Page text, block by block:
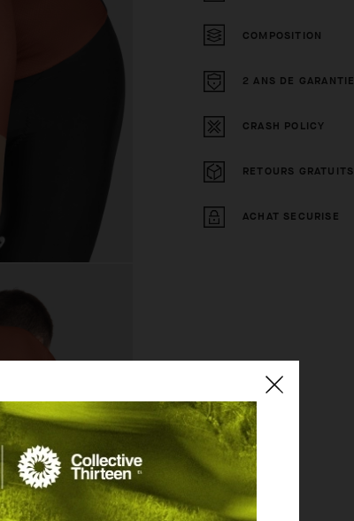
COMPOSITION
2 ANS DE GARANTIE
CRASH POLICY
RETOURS GRATUITS
ACHAT SECURISE